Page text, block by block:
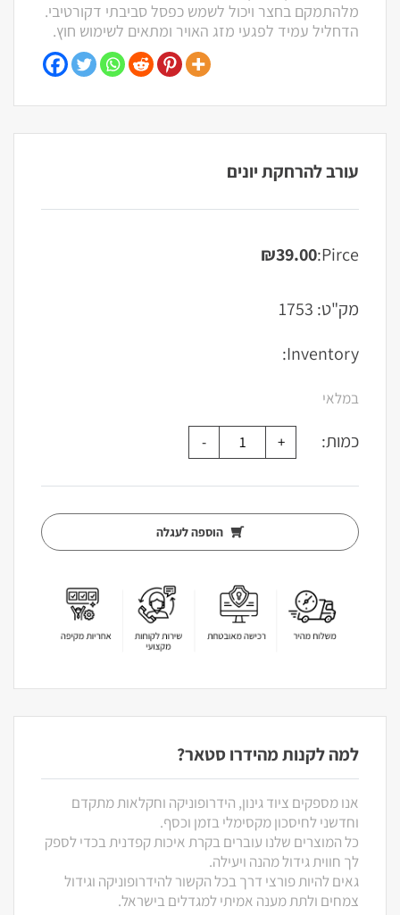
מלהתמקם בחצר ויכול לשמש כפסל סביבתי דקורטיבי.
הדחליל עמיד לפגעי מזג האויר ומתאים לשימוש חוץ.
עורב להרחקת יונים
Pirce:
₪39.00
מק"ט: 1753
Inventory:
במלאי
כמות:
הוספה לעגלה
למה לקנות מהידרו סטאר?
אנו מספקים ציוד גינון, הידרופוניקה וחקלאות מתקדם
וחדשני לחיסכון מקסימלי בזמן וכסף.
כל המוצרים שלנו עוברים בקרת איכות קפדנית בכדי לספק
לך חווית גידול מהנה ויעילה.
גאים להיות פורצי דרך בכל הקשור להידרופוניקה וגידול
צמחים ולתת מענה אמיתי למגדלים בישראל.